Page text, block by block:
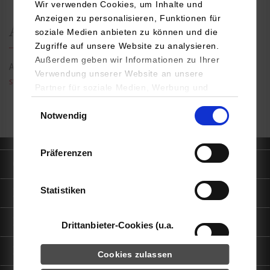
Wir verwenden Cookies, um Inhalte und
Anzeigen zu personalisieren, Funktionen für
soziale Medien anbieten zu können und die
Zugriffe auf unsere Website zu analysieren.
Außerdem geben wir Informationen zu Ihrer
Verwendung unserer Website an unsere
Partner für soziale Medien, Werbung und
YouTube, Google Maps) führen diese
Daten zusammen, die Sie ihnen bereitgestellt
haben oder die sie im Rahmen Ihrer Nutzung
Notwendig
Präferenzen
Statistiken
Drittanbieter-Cookies (u.a.
Cookies zulassen
Ansprechperson
Alica Trautwein Tel.: 07451-270 / E-Mail:
stuttgart.de
Informationen für